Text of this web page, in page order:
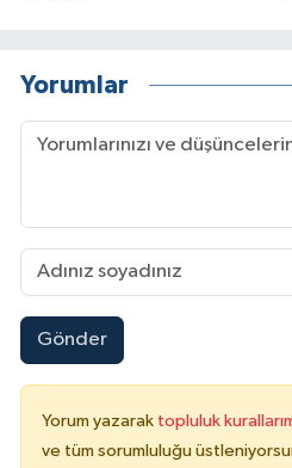
Yorumlar
Gönder
Yorum yazarak topluluk
ve tüm sorumluluğu